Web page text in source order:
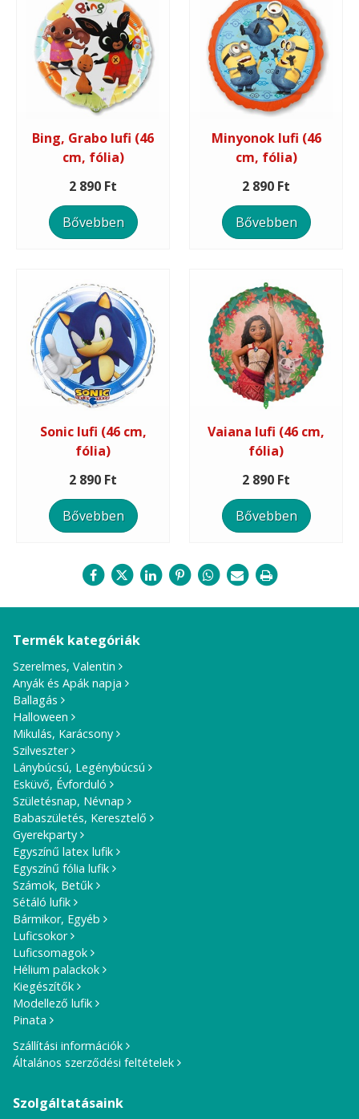
Bing, Grabo lufi (46
cm, fólia)
2 890 Ft
Bővebben
Minyonok lufi (46
cm, fólia)
2 890 Ft
Bővebben
Sonic lufi (46 cm,
fólia)
2 890 Ft
Bővebben
Vaiana lufi (46 cm,
fólia)
2 890 Ft
Bővebben
Termék kategóriák
Szerelmes, Valentin
Anyák és Apák napja
Ballagás
Halloween
Mikulás, Karácsony
Szilveszter
Lánybúcsú, Legénybúcsú
Esküvő, Évforduló
Születésnap, Névnap
Babaszületés, Keresztelő
Gyerekparty
Egyszínű latex lufik
Egyszínű fólia lufik
Számok, Betűk
Sétáló lufik
Bármikor, Egyéb
Luficsokor
Luficsomagok
Hélium palackok
Kiegészítők
Modellező lufik
Pinata
Szállítási információk
Általános szerződési feltételek
Szolgáltatásaink